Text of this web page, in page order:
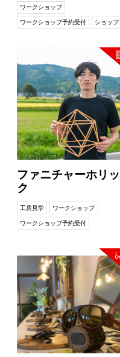
ワークショップ
ワークショップ予約受付 ショップ
ファニチャーホリッ
ク
工房見学 ワークショップ
ワークショップ予約受付